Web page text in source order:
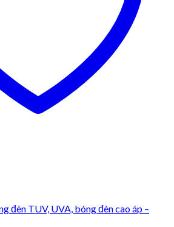
đèn TUV, UVA, bóng đèn cao áp –